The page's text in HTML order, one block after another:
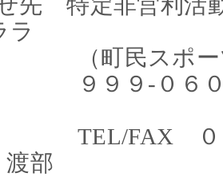
ラ
スポーツセ
-０６０５ 飯
０２３
部